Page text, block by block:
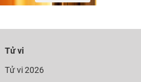
Tử vi
Tử vi 2026